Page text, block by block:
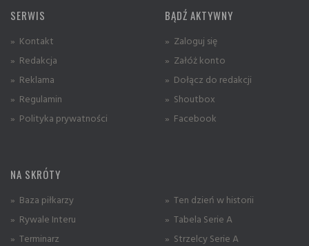
SERWIS
» Kontakt
» Redakcja
» Reklama
» Regulamin
» Polityka prywatności
BĄDŹ AKTYWNY
» Zaloguj się
» Załóż konto
» Dołącz do redakcji
» Shoutbox
» Facebook
NA SKRÓTY
» Baza piłkarzy
» Rywale Interu
» Terminarz
» Ten dzień w historii
» Tabela Serie A
» Strzelcy Serie A